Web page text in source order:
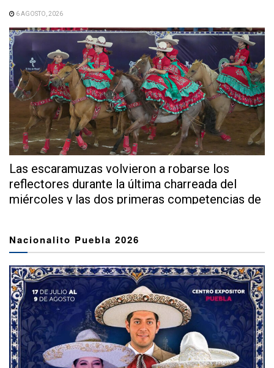
6 AGOSTO, 2026
Las escaramuzas volvieron a robarse los
reflectores durante la última charreada del
miércoles y las dos primeras competencias de
Nacionalito Puebla 2026